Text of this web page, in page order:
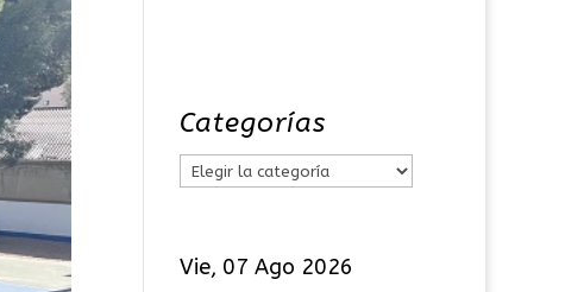
Categorías
C
e
Vie, 07 Ago 2026